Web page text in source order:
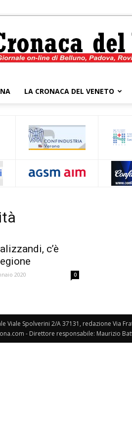
LA CRONACA DEL VENETO
c’è
2020 0
Viale Spolverini 2/A 37131, redazione Via
- Direttore responsabile: Maurizio